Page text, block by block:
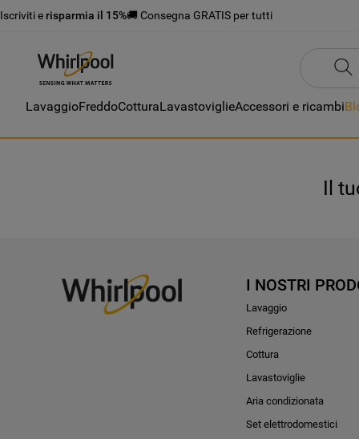
Iscriviti e risparmia il 15%🚚 Consegna GRATIS per tutti
LavaggioFreddoCotturaLavastoviglieAccessori e ricambi
Il
I NOSTRI
Lavaggio
Refrigerazione
Cottura
Lavastoviglie
Aria condizionata
Set elettrodomestici